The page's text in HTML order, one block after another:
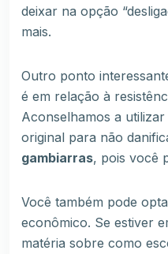
deixar na opção
mais.
Outro ponto
é em relação à
Aconselhamos a
original para não
gambiarras, pois você
Você também pode
econômico. Se estiver
matéria sobre como